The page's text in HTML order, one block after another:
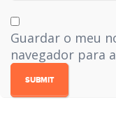
Guardar o meu
navegador para